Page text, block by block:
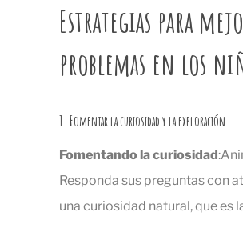
Estrategias para
problemas en los
1. Fomentar la curiosidad y la exploración
Fomentando la curiosidad
Responda sus preguntas con
una curiosidad natural, que es